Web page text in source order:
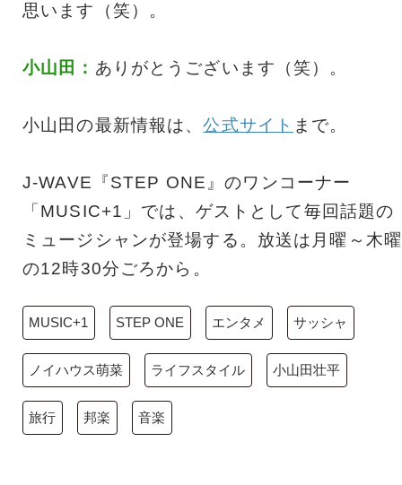
思います（笑）。
小山田： ありがとうございます（笑）。
小山田の最新情報は、公式サイト まで。
J-WAVE『STEP ONE』のワンコーナー
「MUSIC+1」では、ゲストとして毎回話題の
ミュージシャンが登場する。放送は月曜～木曜
の12時30分ごろから。
MUSIC+1 STEP ONE エンタメ サッシャ
ノイハウス萌菜 ライフスタイル 小山田壮平
旅行 邦楽 音楽